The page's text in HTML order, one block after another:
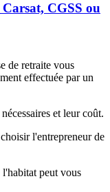
CGSS ou
de retraite vous
effectuée par un
et leur coût.
l'entrepreneur de
l'habitat peut vous